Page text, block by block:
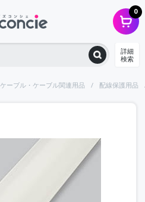
0
詳細
検索
ケーブル・ケーブル関連用品 配線保護用品